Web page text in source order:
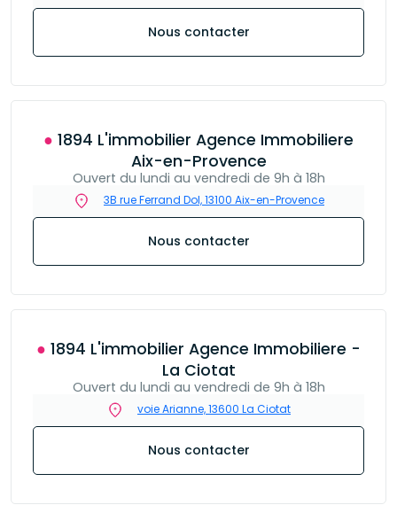
Nous contacter
● 1894 L'immobilier Agence Immobiliere
Aix-en-Provence
Ouvert du lundi au vendredi de 9h à 18h
3B rue Ferrand Dol, 13100 Aix-en-Provence
Nous contacter
● 1894 L'immobilier Agence Immobiliere -
La Ciotat
Ouvert du lundi au vendredi de 9h à 18h
voie Arianne, 13600 La Ciotat
Nous contacter